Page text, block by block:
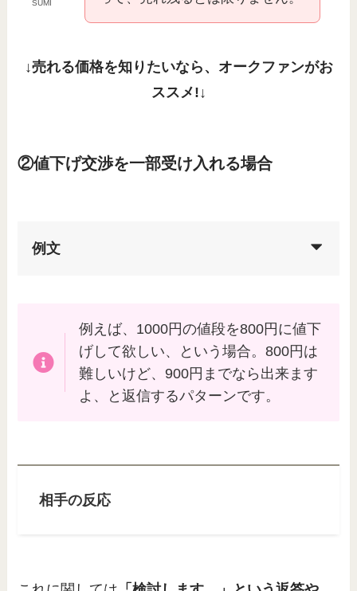
SUMI
↓売れる価格を知りたいなら、オークファンがお
ススメ!↓
②値下げ交渉を一部受け入れる場合
例文
例えば、1000円の値段を800円に値下
げして欲しい、という場合。800円は
難しいけど、900円までなら出来ます
よ、と返信するパターンです。
相手の反応